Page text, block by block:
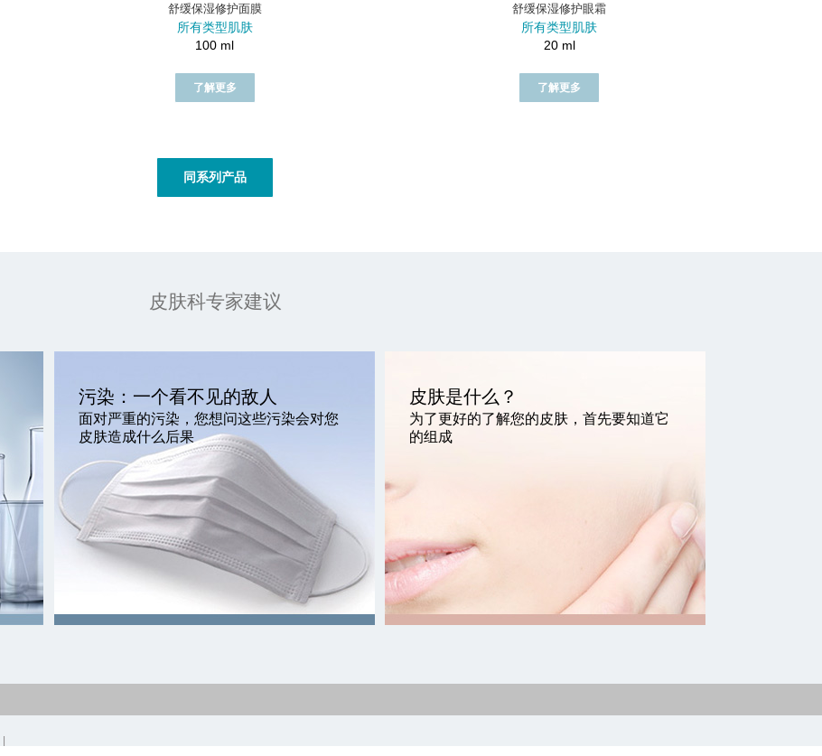
舒缓保湿修护面膜
所有类型肌肤
100 ml
了解更多
舒缓保湿修护眼霜
所有类型肌肤
20 ml
了解更多
同系列产品
皮肤科专家建议
污染：一个看不见的敌人
面对严重的污染，您想问这些污染会对您
皮肤造成什么后果
皮肤是什么？
为了更好的了解您的皮肤，首先要知道它
的组成
|